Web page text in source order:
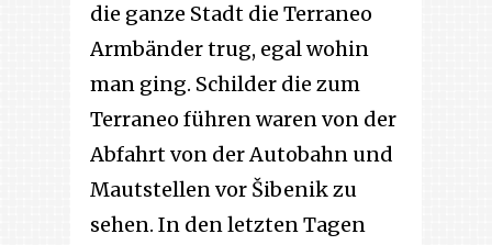
die ganze Stadt die Terraneo
Armbänder trug, egal wohin
man ging. Schilder die zum
Terraneo führen waren von der
Abfahrt von der Autobahn und
Mautstellen vor Šibenik zu
sehen. In den letzten Tagen